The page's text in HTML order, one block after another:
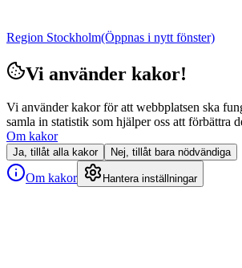
Region Stockholm(Öppnas i nytt fönster)
Vi använder kakor!
Vi använder kakor för att webbplatsen ska
samla in statistik som hjälper oss att förbättra
Om kakor
Ja, tillåt alla kakor Nej, tillåt bara nödvändiga
Om kakor Hantera inställningar